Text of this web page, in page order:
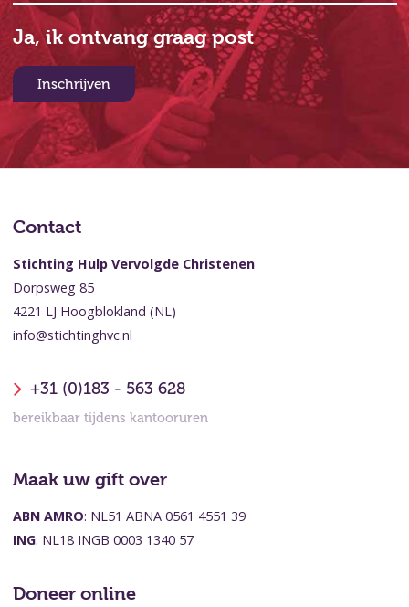
Ja, ik ontvang graag post
Inschrijven
Contact
Stichting Hulp Vervolgde Christenen
Dorpsweg 85
4221 LJ Hoogblokland (NL)
info@stichtinghvc.nl
+31 (0)183 - 563 628
bereikbaar tijdens kantooruren
Maak uw gift over
ABN AMRO: NL51 ABNA 0561 4551 39
ING: NL18 INGB 0003 1340 57
Doneer online